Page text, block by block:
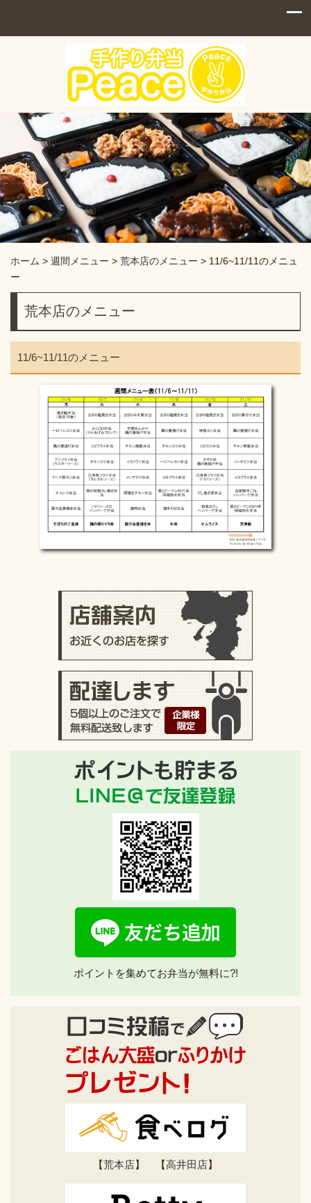
ホーム > 週間メニュー > 荒本店のメニュー > 11/6~11/11のメニュ
ー
荒本店のメニュー
11/6~11/11のメニュー
ポイントを集めてお弁当が無料に?!
【荒本店】 【高井田店】